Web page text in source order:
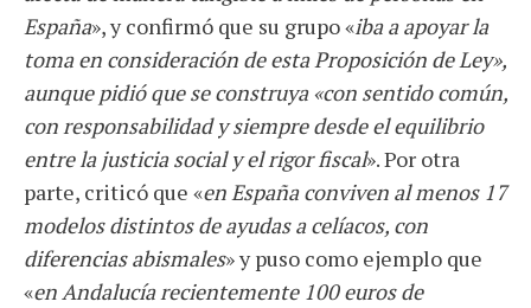
España», y confirmó que su grupo «iba a apoyar la
toma en consideración de esta Proposición de Ley»,
aunque pidió que se construya «con sentido común,
con responsabilidad y siempre desde el equilibrio
entre la justicia social y el rigor fiscal». Por otra
parte, criticó que «en España conviven al menos 17
modelos distintos de ayudas a celíacos, con
diferencias abismales» y puso como ejemplo que
«en Andalucía recientemente 100 euros de